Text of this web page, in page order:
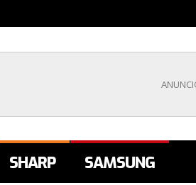
SHARP SAMSUNG